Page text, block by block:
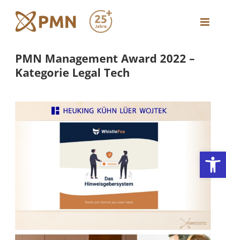
Inhalt
springen
PMN Management Award 2022 –
Kategorie Legal Tech